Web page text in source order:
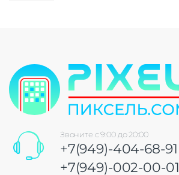
Звоните с 9:00 до 20:00
+7(949)-404-68-91
+7(949)-002-00-01